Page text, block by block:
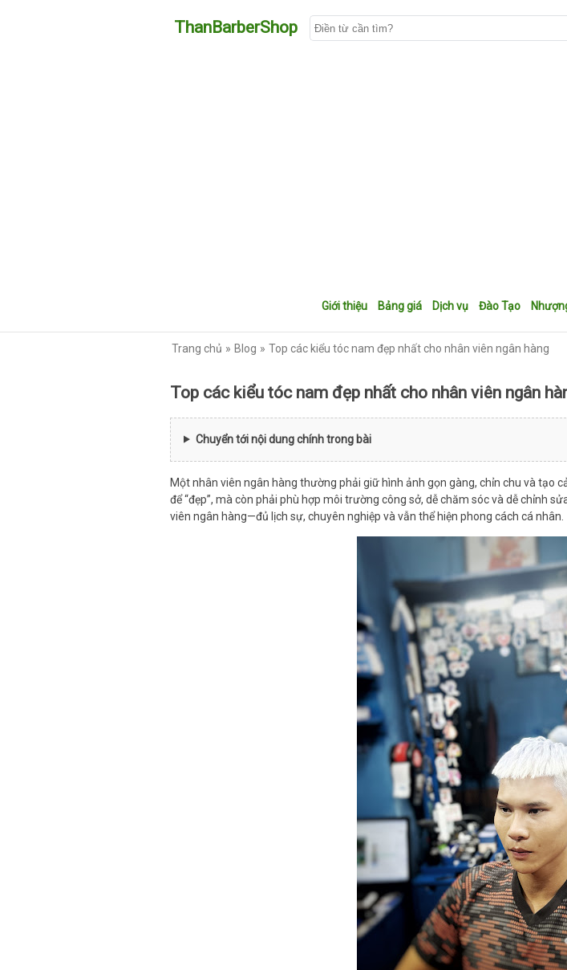
ThanBarberShop
Giới thiệu Bảng giá Dịch vụ Đào Tạo
Trang chủ Blog Top các kiểu tóc nam đẹp nhất cho nhân viên ngân hàng
Top các kiểu tóc nam đẹp nhất cho nhân viên ngân
Chuyển tới nội dung chính trong bài
Một nhân viên ngân hàng thường phải giữ hình ảnh gọn gàng, chỉn chu và tạo
để “đẹp”, mà còn phải phù hợp môi trường công sở, dễ chăm sóc và dễ chỉnh
viên ngân hàng—đủ lịch sự, chuyên nghiệp và vẫn thể hiện phong cách cá nhân.